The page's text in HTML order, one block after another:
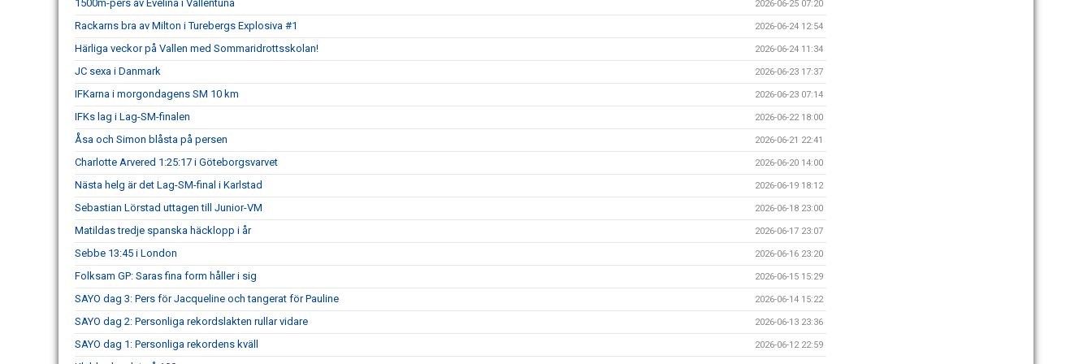
1500m-pers av Evelina i Vallentuna 2026-06-25 07:20
Rackarns bra av Milton i Turebergs Explosiva #1 2026-06-24 12:54
Härliga veckor på Vallen med Sommaridrottsskolan! 2026-06-24 11:34
JC sexa i Danmark 2026-06-23 17:37
IFKarna i morgondagens SM 10 km 2026-06-23 07:14
IFKs lag i Lag-SM-finalen 2026-06-22 18:00
Åsa och Simon blåsta på persen 2026-06-21 22:41
Charlotte Arvered 1:25:17 i Göteborgsvarvet 2026-06-20 14:00
Nästa helg är det Lag-SM-final i Karlstad 2026-06-19 18:12
Sebastian Lörstad uttagen till Junior-VM 2026-06-18 23:00
Matildas tredje spanska häcklopp i år 2026-06-17 23:07
Sebbe 13:45 i London 2026-06-16 23:20
Folksam GP: Saras fina form håller i sig 2026-06-15 15:29
SAYO dag 3: Pers för Jacqueline och tangerat för Pauline 2026-06-14 15:22
SAYO dag 2: Personliga rekordslakten rullar vidare 2026-06-13 23:36
SAYO dag 1: Personliga rekordens kväll 2026-06-12 22:59